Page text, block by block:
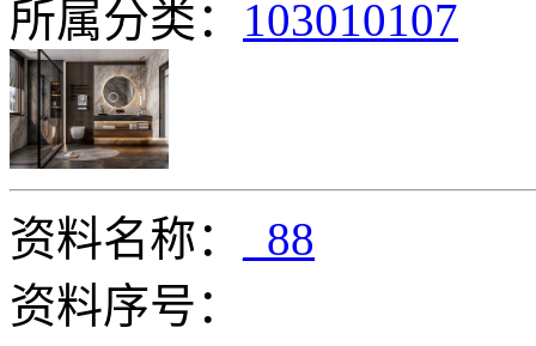
所属分类： 103010107
资料名称：
_88
资料序号：